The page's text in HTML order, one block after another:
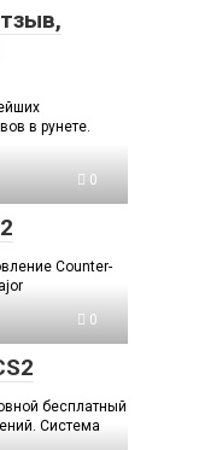
в рунете.
0
Counter-
0
бесплатный
Система